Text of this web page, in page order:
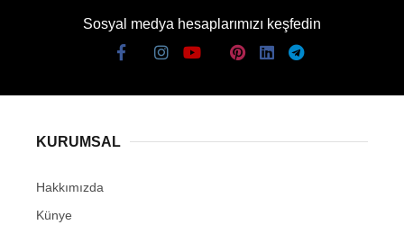
Sosyal medya hesaplarımızı keşfedin
KURUMSAL
Hakkımızda
Künye